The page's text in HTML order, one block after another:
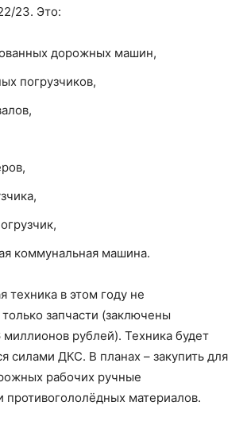
23. Это:
дорожных машин,
погрузчиков,
коммунальная машина.
техника в этом году не
запчасти (заключены
миллионов рублей). Техника будет
силами ДКС. В планах – закупить для
рабочих ручные
противогололёдных материалов.